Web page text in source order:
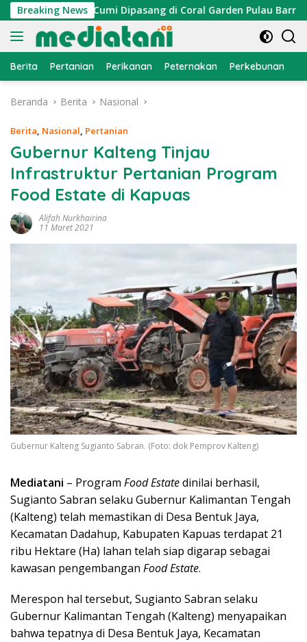
Langsung
ke
konten
Breaking News
Cumi Dipasang di Coral Garden Pulau Barrang Caddi
Berita Pertanian Perikanan Peternakan Perkebunan
Beranda Berita Nasional
Berita, Nasional, Pertanian
Gubernur Kalteng Tinjau
Infrastruktur Pertanian Program
Food Estate di Kapuas
Alifah Nurkhairina
11 Maret 2021
Gubernur Kalteng Sugianto Sabran. (Foto: dok Pemprov Kalteng)
Mediatani – Program Food Estatedinilai berhasil,
Sugianto Sabran selaku Gubernur Kalimantan Tengah
(Kalteng) telah memastikan di Desa Bentuk Jaya,
Kecamatan Dadahup, Kabupaten Kapuas terdapat 21
ribu Hektare (Ha) lahan telah siap digarap sebagai
kawasan pengembangan Food Estate.
Merespon hal tersebut, Sugianto Sabran selaku
Gubernur Kalimantan Tengah (Kalteng) menyapaikan
bahwa tepatnya di Desa Bentuk Jaya, Kecamatan